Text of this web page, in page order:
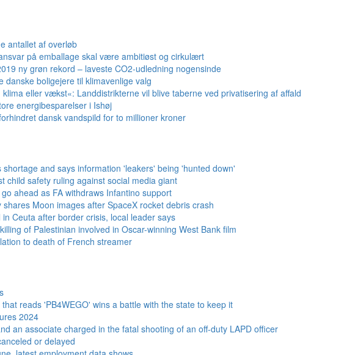
antallet af overløb
på emballage skal være ambitiøst og cirkulært
ny grøn rekord – laveste CO2-udledning nogensinde
boligejere til klimavenlige valg
eller vækst«: Landdistrikterne vil blive taberne ved privatisering af affald
energibesparelser i Ishøj
dansk vandspild for to millioner kroner
and says information 'leakers' being 'hunted down'
child safety ruling against social media giant
ahead as FA withdraws Infantino support
Moon images after SpaceX rocket debris crash
Ceuta after border crisis, local leader says
of Palestinian involved in Oscar-winning West Bank film
to death of French streamer
reads 'PB4WEGO' wins a battle with the state to keep it
2024
an associate charged in the fatal shooting of an off-duty LAPD officer
or delayed